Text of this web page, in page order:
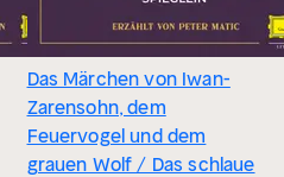
Das Märchen von Iwan-
Zarensohn, dem
Feuervogel und dem
grauen Wolf / Das schlaue